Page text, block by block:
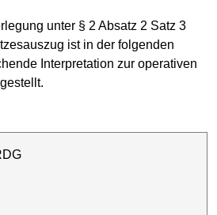
unter § 2 Absatz 2 Satz 3
ist in der folgenden
Interpretation zur operativen